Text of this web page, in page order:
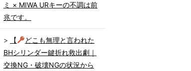
ミ × MIWA URキーの不調は前
兆です。
【
どこも無理と言われた
BHシリンダー鍵折れ救出劇｜
交換NG・破壊NGの状況から